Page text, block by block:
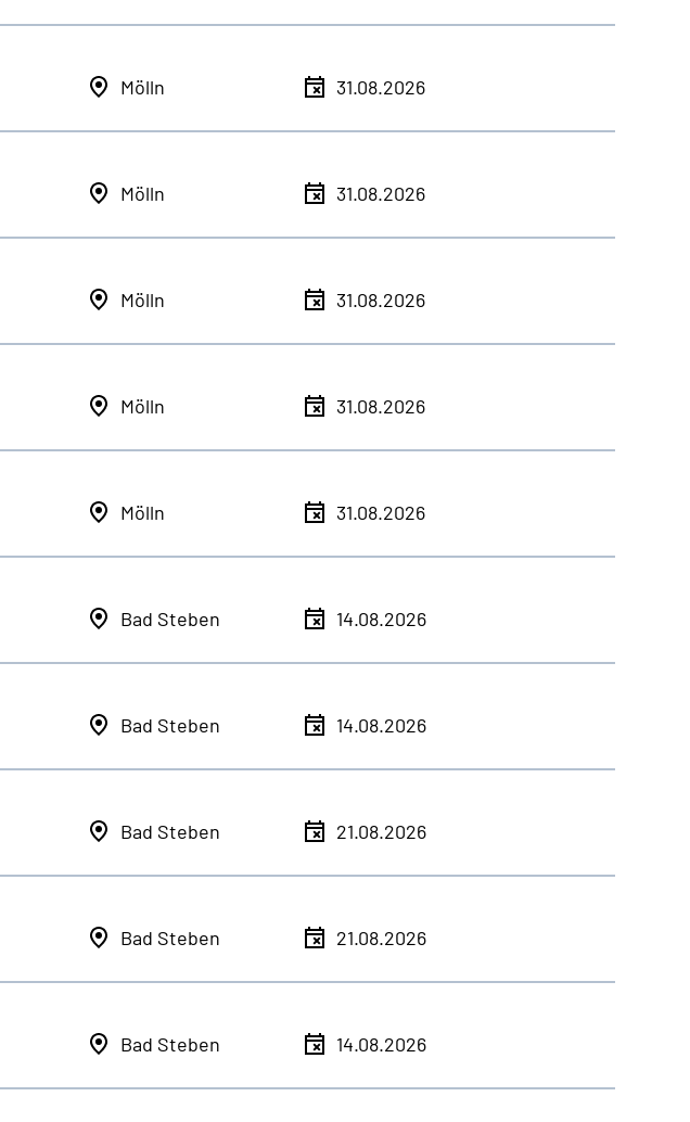
Mölln 31.08.2026
Mölln 31.08.2026
Mölln 31.08.2026
Mölln 31.08.2026
Mölln 31.08.2026
Bad Steben 14.08.2026
Bad Steben 14.08.2026
Bad Steben 21.08.2026
Bad Steben 21.08.2026
Bad Steben 14.08.2026